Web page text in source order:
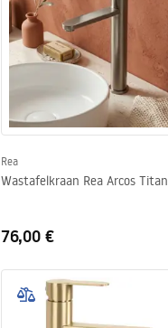
Rea
Wastafelkraan Rea Arcos Titan
76,00 €